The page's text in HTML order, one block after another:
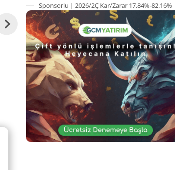
Sponsorlu | 2026/2Ç Kar/Zarar 17.84%-82.16%